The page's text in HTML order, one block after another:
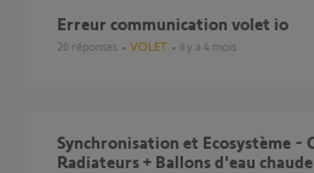
Erreur communication volet io
26 réponses VOLET il y a 4 mois
Synchronisation et Ecosystème - Caméra + Visiophone +
Radiateurs + Ballons d'eau chaude